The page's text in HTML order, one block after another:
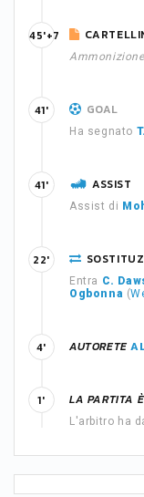
Ammonizione
45'+7
GOAL
Ha segnato
41'
ASSIST
Assist di
41'
Entra C.
Ogbonna (
22'
AUTORETE
4'
LA PARTITA
L'arbitro ha
1'